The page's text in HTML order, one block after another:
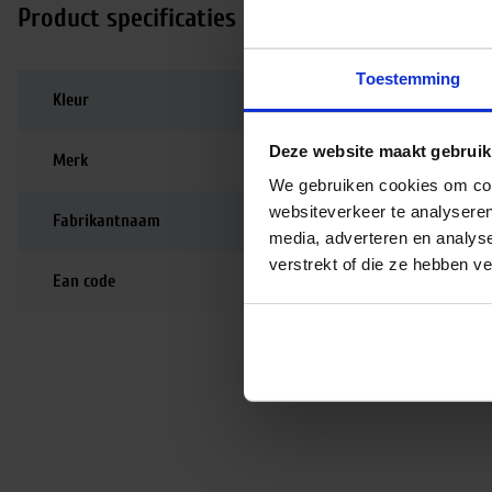
Toestemming
Deze website maakt
We gebruiken cookies om
websiteverkeer te
media, adverteren en
verstrekt of die ze hebben
Product specificaties
Kleur
Merk Nordic Aluminium
Fabrikantnaam XTSA 68-2 Multi-
Ean code